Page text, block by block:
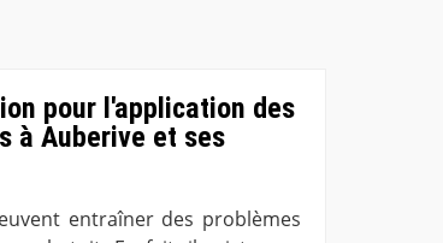
pour l'application des
à Auberive et ses
entraîner des problèmes